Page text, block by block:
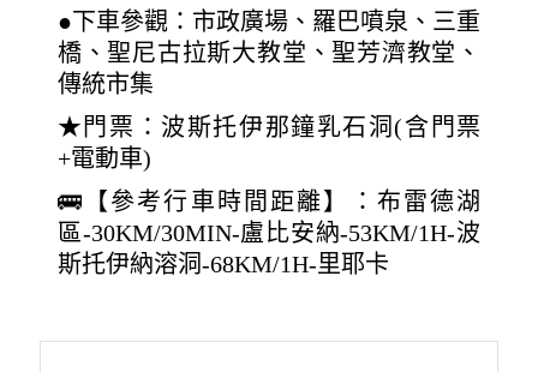
●下車參觀：市政廣場、羅巴噴泉、三重
橋、聖尼古拉斯大教堂、聖芳濟教堂、
傳統市集
★門票：波斯托伊那鐘乳石洞(含門票
+電動車)
🚌【參考行車時間距離】：布雷德湖
區-30KM/30MIN-盧比安納-53KM/1H-波
斯托伊納溶洞-68KM/1H-里耶卡